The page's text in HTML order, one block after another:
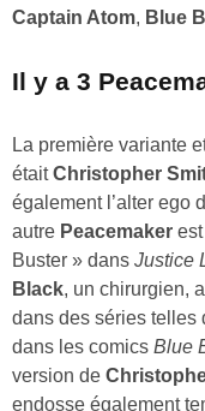
Captain Atom, Blue
Il y a 3
La première variante
étaitChristopher
également l’alter ego
autre Peacemaker
Buster » dans Justice
Black, un chirurgien,
dans des séries telles
dans les comics Blue
version de
endosse également